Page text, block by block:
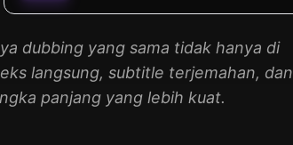
dubbing yang sama tidak hanya di
langsung, subtitle terjemahan, dan
panjang yang lebih kuat.